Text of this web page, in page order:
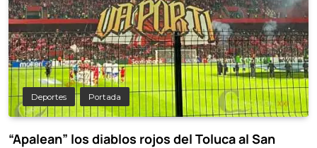
Deportes Portada
“Apalean” los diablos rojos del Toluca al San